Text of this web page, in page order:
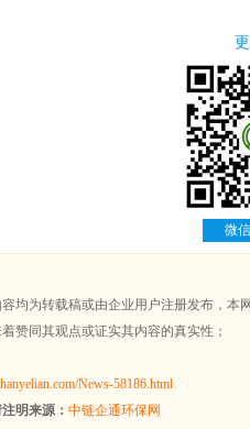
微
均为转载稿或由企业用户注册发布，
赞同其观点或证实其内容的真实性；
News-58186.html
明来源： 中链企通环保网